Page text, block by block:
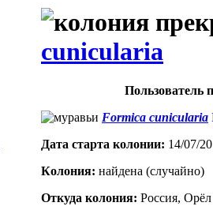
cunicularia
Пользователь
Formica cunicularia
Дата старта кoлонии: 14/07/
Кoлония: найдена (случайно)
Откуда кoлония: Россия, Орёл